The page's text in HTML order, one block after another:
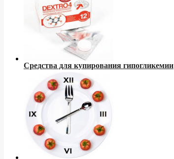
Средства для купирования гипогликемии